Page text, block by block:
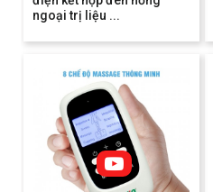
ngoại trị liệu ...